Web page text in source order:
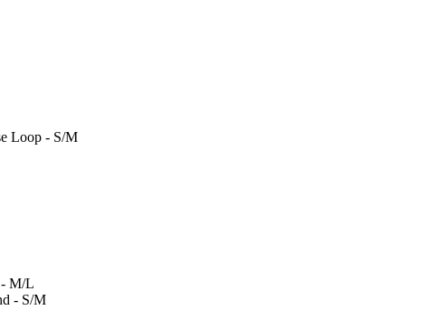
Loop - S/M
- M/L
- S/M